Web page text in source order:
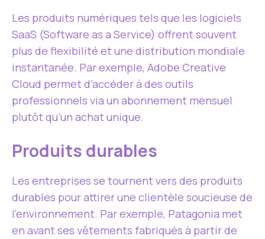
Les produits numériques tels que les logiciels
SaaS (Software as a Service) offrent souvent
plus de flexibilité et une distribution mondiale
instantanée. Par exemple, Adobe Creative
Cloud permet d’accéder à des outils
professionnels via un abonnement mensuel
plutôt qu’un achat unique.
Produits durables
Les entreprises se tournent vers des produits
durables pour attirer une clientèle soucieuse de
l’environnement. Par exemple, Patagonia met
en avant ses vêtements fabriqués à partir de